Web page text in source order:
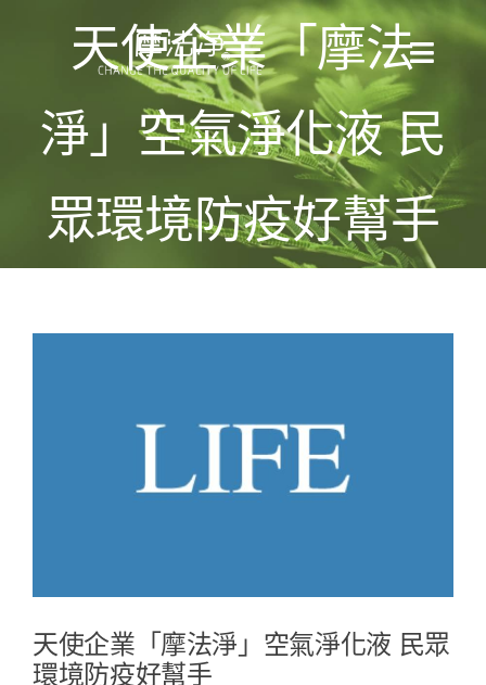
全部消息
產品目錄
使用方法
關於我們
常見問題
天使企業「摩法
淨」空氣淨化液 民
眾環境防疫好幫手
天使企業「摩法淨」空氣淨化液 民眾
環境防疫好幫手